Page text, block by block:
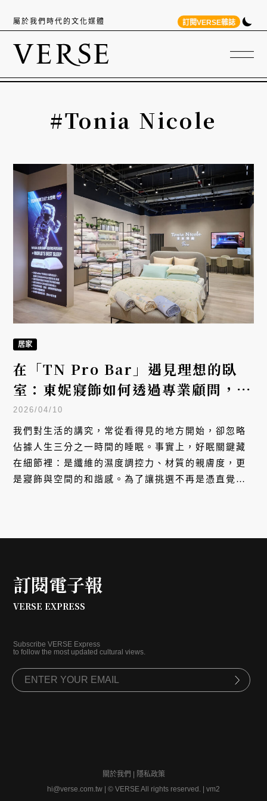
屬於我們時代的文化媒體 訂閱VERSE雜誌
#Tonia Nicole
居家
在「TN Pro Bar」遇見理想的臥
室：東妮寢飾如何透過專業顧問，幫
你找出最適合的睡眠組合
2026/04/10
我們對生活的講究，常從看得見的地方開始，卻忽略
佔據人生三分之一時間的睡眠。事實上，好眠關鍵藏
在細節裡：是纖維的濕度調控力、材質的親膚度，更
是寢飾與空間的和諧感。為了讓挑選不再是憑直覺的
訂閱電子報
VERSE EXPRESS
Subscribe VERSE Express
to follow the most updated cultural views.
關於我們
隱私政策
hi@verse.com.tw
© VERSE All rights reserved. | vm2